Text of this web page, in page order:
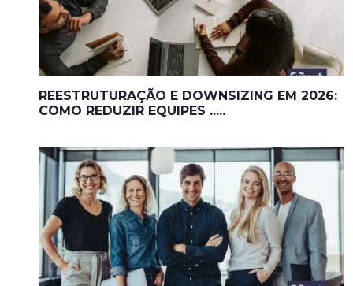
REESTRUTURAÇÃO E DOWNSIZING EM 2026:
COMO REDUZIR EQUIPES .....